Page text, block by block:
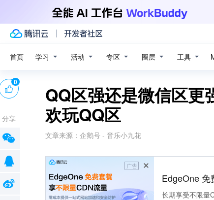
首页 学习 活动 专区 圈层 工具
QQ区强还是微信区更
欢玩QQ区
文章来源： 企鹅号 - 音乐小九花
广告
EdgeOne 免
长期享受不限量
0
分享